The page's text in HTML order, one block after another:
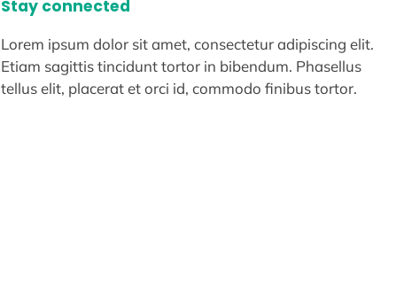
Stay connected
Lorem ipsum dolor sit amet, consectetur adipiscing elit.
Etiam sagittis tincidunt tortor in bibendum. Phasellus
tellus elit, placerat et orci id, commodo finibus tortor.